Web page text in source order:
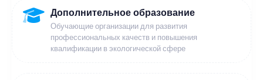
Дополнительное образование
Обучающие организации для развития
профессиональных качеств и повышения
квалификации в экологической сфере